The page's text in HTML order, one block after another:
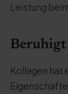
Leistung
Kollagen hat